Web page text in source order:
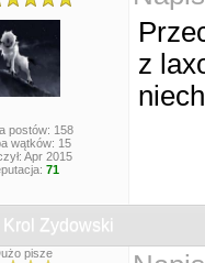
postów: 158
wątków: 15
Apr 2015
71
z
Zydowski
pisze